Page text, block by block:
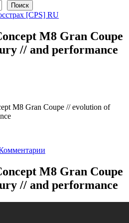
Поиск
M8 Gran Coupe
// and performance
M8 Gran Coupe // evolution of
M8 Gran Coupe
// and performance